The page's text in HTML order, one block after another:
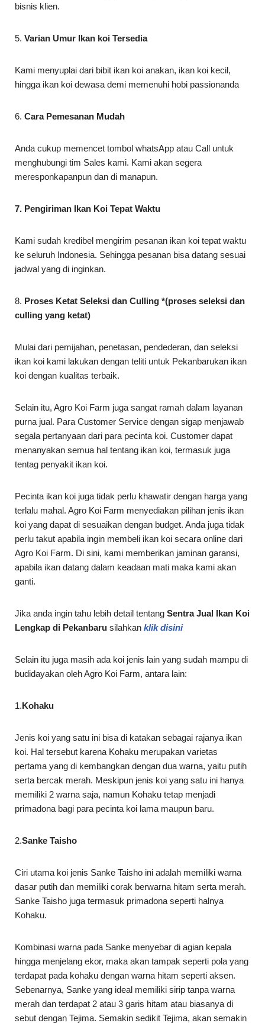
bisnis klien.
5. Varian Umur Ikan koi Tersedia
Kami menyuplai dari bibit ikan koi anakan, ikan koi kecil,
hingga ikan koi dewasa demi memenuhi hobi passionanda
6. Cara Pemesanan Mudah
Anda cukup memencet tombol whatsApp atau Call untuk
menghubungi tim Sales kami. Kami akan segera
meresponkapanpun dan di manapun.
7. Pengiriman Ikan Koi Tepat Waktu
Kami sudah kredibel mengirim pesanan ikan koi tepat waktu
ke seluruh Indonesia. Sehingga pesanan bisa datang sesuai
jadwal yang di inginkan.
8. Proses Ketat Seleksi dan Culling *(proses seleksi dan
culling yang ketat)
Mulai dari pemijahan, penetasan, pendederan, dan seleksi
ikan koi kami lakukan dengan teliti untuk Pekanbarukan ikan
koi dengan kualitas terbaik.
Selain itu, Agro Koi Farm juga sangat ramah dalam layanan
purna jual. Para Customer Service dengan sigap menjawab
segala pertanyaan dari para pecinta koi. Customer dapat
menanyakan semua hal tentang ikan koi, termasuk juga
tentag penyakit ikan koi.
Pecinta ikan koi juga tidak perlu khawatir dengan harga yang
terlalu mahal. Agro Koi Farm menyediakan pilihan jenis ikan
koi yang dapat di sesuaikan dengan budget. Anda juga tidak
perlu takut apabila ingin membeli ikan koi secara online dari
Agro Koi Farm. Di sini, kami memberikan jaminan garansi,
apabila ikan datang dalam keadaan mati maka kami akan
ganti.
Jika anda ingin tahu lebih detail tentang Sentra Jual Ikan Koi
Lengkap di Pekanbaru silahkan klik disini
Selain itu juga masih ada koi jenis lain yang sudah mampu di
budidayakan oleh Agro Koi Farm, antara lain:
1.Kohaku
Jenis koi yang satu ini bisa di katakan sebagai rajanya ikan
koi. Hal tersebut karena Kohaku merupakan varietas
pertama yang di kembangkan dengan dua warna, yaitu putih
serta bercak merah. Meskipun jenis koi yang satu ini hanya
memiliki 2 warna saja, namun Kohaku tetap menjadi
primadona bagi para pecinta koi lama maupun baru.
2.Sanke Taisho
Ciri utama koi jenis Sanke Taisho ini adalah memiliki warna
dasar putih dan memiliki corak berwarna hitam serta merah.
Sanke Taisho juga termasuk primadona seperti halnya
Kohaku.
Kombinasi warna pada Sanke menyebar di agian kepala
hingga menjelang ekor, maka akan tampak seperti pola yang
terdapat pada kohaku dengan warna hitam seperti aksen.
Sebenarnya, Sanke yang ideal memiliki sirip tanpa warna
merah dan terdapat 2 atau 3 garis hitam atau biasanya di
sebut dengan Tejima. Semakin sedikit Tejima, akan semakin